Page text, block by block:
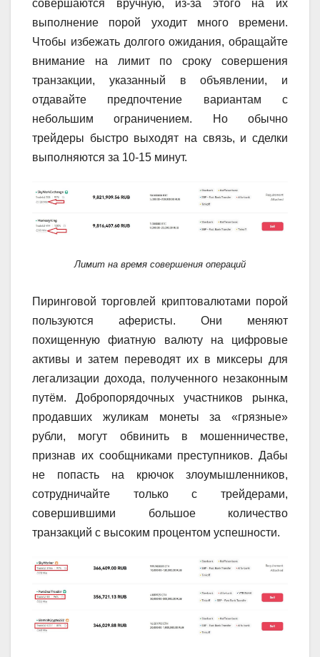
совершаются вручную, из-за этого на их
выполнение порой уходит много времени.
Чтобы избежать долгого ожидания, обращайте
внимание на лимит по сроку совершения
транзакции, указанный в объявлении, и
отдавайте предпочтение вариантам с
небольшим ограничением. Но обычно
трейдеры быстро выходят на связь, и сделки
выполняются за 10-15 минут.
Лимит на время совершения операций
Пиринговой торговлей криптовалютами порой
пользуются аферисты. Они меняют
похищенную фиатную валюту на цифровые
активы и затем переводят их в миксеры для
легализации дохода, полученного незаконным
путём. Добропорядочных участников рынка,
продавших жуликам монеты за «грязные»
рубли, могут обвинить в мошенничестве,
признав их сообщниками преступников. Дабы
не попасть на крючок злоумышленников,
сотрудничайте только с трейдерами,
совершившими большое количество
транзакций с высоким процентом успешности.